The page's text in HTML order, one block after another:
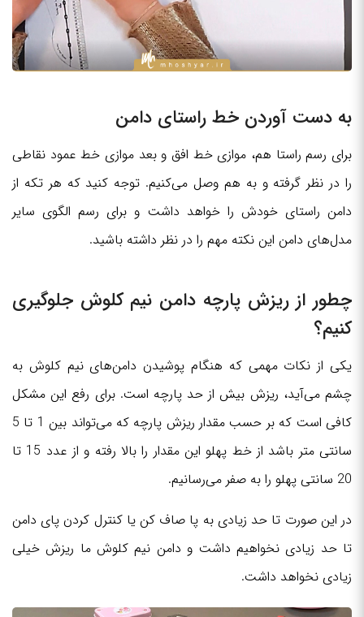
به دست آوردن خط راستای دامن
برای رسم راستا هم، موازی خط افق و بعد موازی خط عمود نقاطی
را در نظر گرفته و به هم وصل می‌کنیم. توجه کنید که هر تکه از
دامن راستای خودش را خواهد داشت و برای رسم الگوی سایر
مدل‌های دامن این نکته مهم را در نظر داشته باشید.
چطور از ریزش پارچه دامن نیم کلوش جلوگیری
کنیم؟
یکی از نکات مهمی که هنگام پوشیدن دامن‌های نیم کلوش به
چشم می‌آید، ریزش بیش از حد پارچه است. برای رفع این مشکل
کافی است که بر حسب مقدار ریزش پارچه که می‌تواند بین 1 تا 5
سانتی متر باشد از خط پهلو این مقدار را بالا رفته و از عدد 15 تا
20 سانتی پهلو را به صفر می‌رسانیم.
در این صورت تا حد زیادی به پا صاف کن یا کنترل کردن پای دامن
تا حد زیادی نخواهیم داشت و دامن نیم کلوش ما ریزش خیلی
زیادی نخواهد داشت.